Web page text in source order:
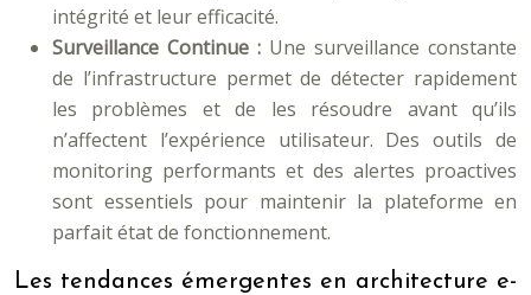
intégrité et leur efficacité.
Surveillance Continue : Une surveillance constante
de l’infrastructure permet de détecter rapidement
les problèmes et de les résoudre avant qu’ils
n’affectent l’expérience utilisateur. Des outils de
monitoring performants et des alertes proactives
sont essentiels pour maintenir la plateforme en
parfait état de fonctionnement.
Les tendances émergentes en architecture e-